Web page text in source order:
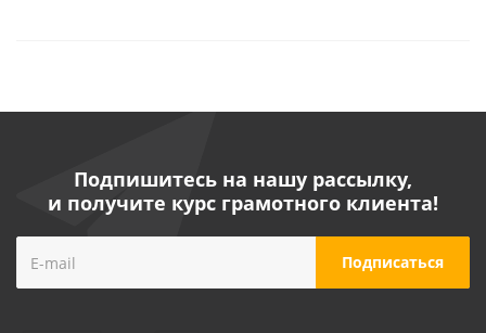
Подпишитесь на нашу рассылку,
и получите курс грамотного клиента!